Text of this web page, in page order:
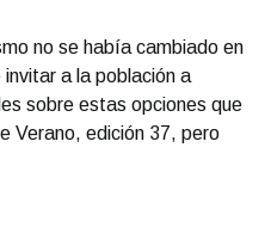
no se había cambiado en
a la población a
sobre estas opciones que
Verano, edición 37, pero